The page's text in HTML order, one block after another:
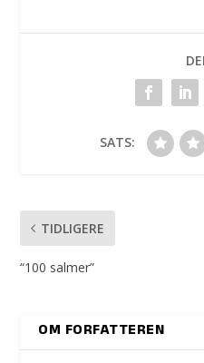
SATS:
TIDLIGERE
“100 salmer”
OM FORFATTEREN